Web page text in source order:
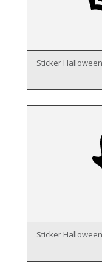
Sticker
Sticker